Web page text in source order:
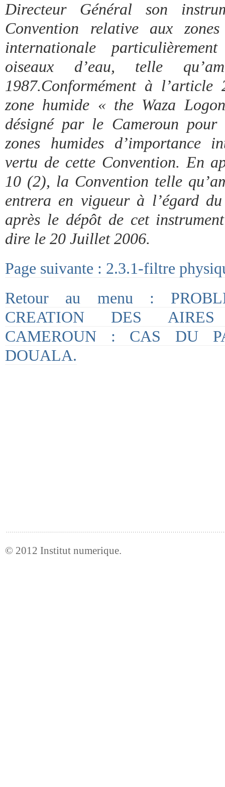
Directeur Général son
Convention relative aux zones
internationale
oiseaux d’eau, telle
1987.Conformément à
zone humide « the Waza
désigné par le Cameroun
zones humides d’importance
vertu de cette Convention. En
10 (2), la Convention telle
entrera en vigueur à l’égard
après le dépôt de cet
dire le 20 Juillet 2006.
Page suivante : 2.3.1-filtre
Retour au menu :
CREATION DES
CAMEROUN : CAS DU
DOUALA.
© 2012 Institut numerique.